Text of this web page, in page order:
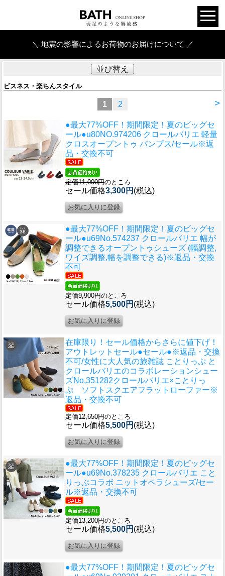
＼ 地震の影響によるお荷物のお届けについて ／
並び替え
ビスネス・楽ちんスタイル
>
1 2
●最大77%OFF！期間限定！夏のビッグセ
ール●u80NO.974206 クロールバリエ 軽量
クロスオープントゥ パンプス/セール※返
品・交換不可
定価11,000円のところ
セール価格3,300円 (税込)
●最大77%OFF！期間限定！夏のビッグセ
ール●u69No.574237 クロールバリエ 幅が
調整できるオープントゥシューズ (幅調整,
ワイズ調整,幅を調整できる)※返品・交換
不可
定価9,900円のところ
セール価格5,500円 (税込)
在庫限り！セール価格からさらに値下げ！
アウトレットセール●セール●※返品・交換
不可/女性に大人気の旅雑誌 ことりっぷ と
クロールバリエのコラボレーションシュー
ズNo,351282クロールバリエ×ことりっ
ぷ ソフトスクエアフラットローファー※
返品・交換不可
定価12,650円のところ
セール価格5,500円 (税込)
●最大77%OFF！期間限定！夏のビッグセ
ール●u69No.378235 クロールバリエ こと
りっぷコラボ ニットオペラシューズ/セー
ル※返品・交換不可
定価13,200円のところ
セール価格5,500円 (税込)
●最大77%OFF！期間限定！夏のビッグセ